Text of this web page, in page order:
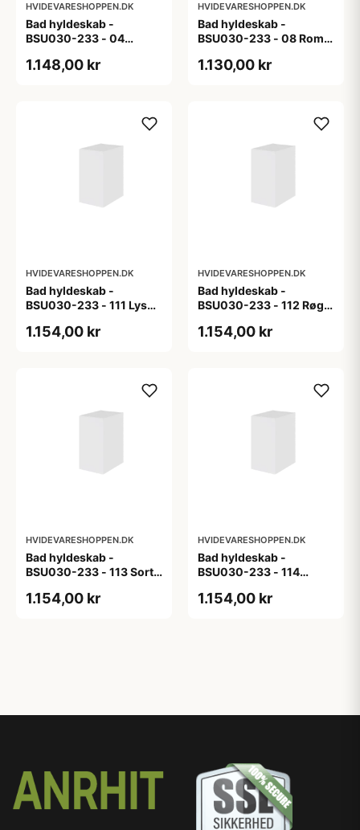
HVIDEVARESHOPPEN.DK
Bad hyldeskab -
BSU030-233 - 04
1.148,00 kr
HVIDEVARESHOPPEN.DK
Bad hyldeskab -
BSU030-233 - 08 Roma
1.130,00 kr
HVIDEVARESHOPPEN.DK
Bad hyldeskab -
BSU030-233 - 111 Lys
1.154,00 kr
HVIDEVARESHOPPEN.DK
Bad hyldeskab -
BSU030-233 - 112 Røget
1.154,00 kr
HVIDEVARESHOPPEN.DK
Bad hyldeskab -
BSU030-233 - 113 Sort
1.154,00 kr
HVIDEVARESHOPPEN.DK
Bad hyldeskab -
BSU030-233 - 114
m/eg ABS-kant
1.154,00 kr